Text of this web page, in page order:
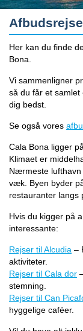
Her kan du finde
Bona.
Vi sammenligner
så du får et
dig bedst.
Se også vores
Cala Bona ligger
Klimaet er
Nærmeste
væk. Byen byder
restauranter langs
Hvis du kigger på
interessante:
Rejser til Alcudia –
aktiviteter.
Rejser til Cala dor
stemning.
Rejser til Can
hyggelige caféer.